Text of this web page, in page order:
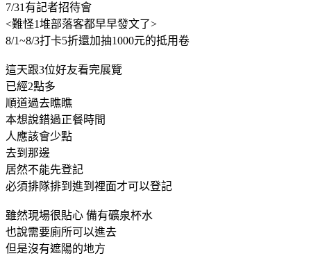
7/31有記者招待會
<難怪1堆部落客都早早發文了>
8/1~8/3打卡5折還加抽1000元的抵用卷
這天跟3位好友看完展覽
已經2點多
順道過去瞧瞧
本想說錯過正餐時間
人應該會少點
去到那邊
居然不能先登記
必須排隊排到進到裡面才可以登記
雖然現場很貼心 備有礦泉杯水
也說需要廁所可以進去
但是沒有遮陽的地方